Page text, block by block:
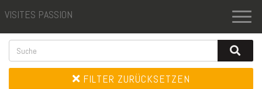
VISITES PASSION
FILTER ZURÜCKSETZEN